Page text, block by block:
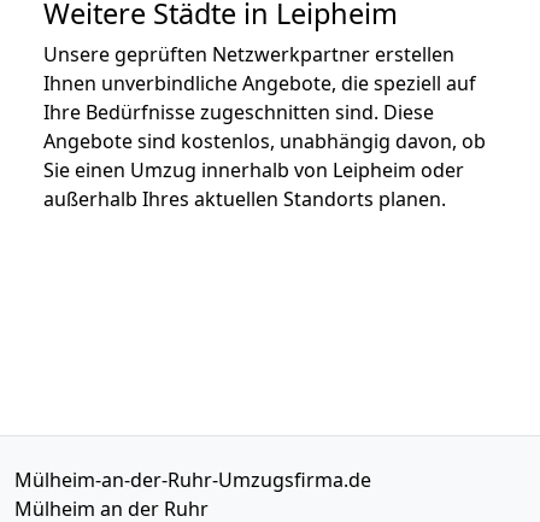
Weitere Städte in Leipheim
Unsere geprüften Netzwerkpartner erstellen
Ihnen unverbindliche Angebote, die speziell auf
Ihre Bedürfnisse zugeschnitten sind. Diese
Angebote sind kostenlos, unabhängig davon, ob
Sie einen Umzug innerhalb von Leipheim oder
außerhalb Ihres aktuellen Standorts planen.
Mülheim-an-der-Ruhr-Umzugsfirma.de
Mülheim an der Ruhr